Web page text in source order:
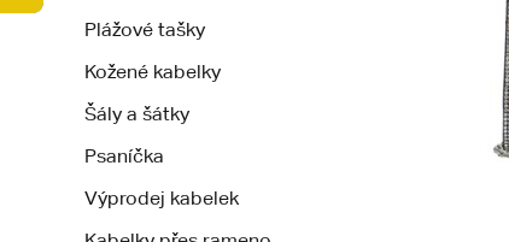
Plážové tašky
Kožené kabelky
Šály a šátky
Psaníčka
Výprodej kabelek